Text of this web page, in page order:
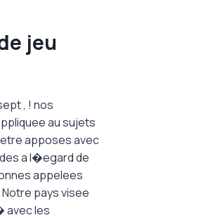
jeu
, ! nos
au sujets
apposes avec
a l�egard de
appelees
pays visee
avec les